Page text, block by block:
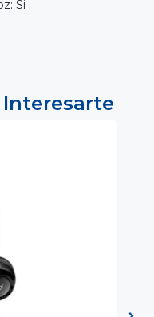
Si